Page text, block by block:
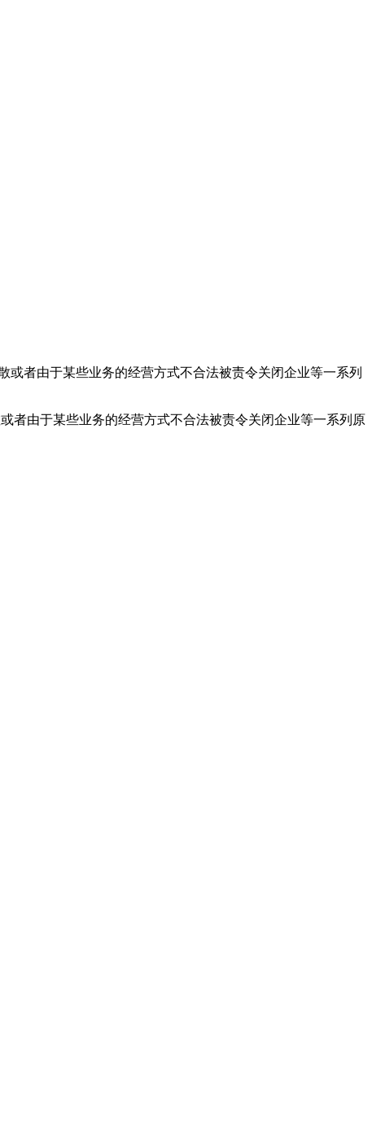
者由于某些业务的经营方式不合法被责令关闭企业等一系列
者由于某些业务的经营方式不合法被责令关闭企业等一系列原